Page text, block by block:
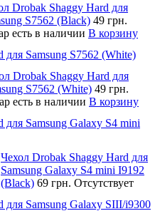
Drobak Shaggy Hard для
S7562 (Black) 49 грн.
есть в наличии В корзину
Samsung S7562 (White)
Drobak Shaggy Hard для
S7562 (White) 49 грн.
есть в наличии В корзину
Samsung Galaxy S4 mini
Чехол Drobak Shaggy Hard для
Samsung Galaxy S4 mini I9192
(Black) 69 грн. Отсутствует
для Samsung Galaxy SIII/i9300